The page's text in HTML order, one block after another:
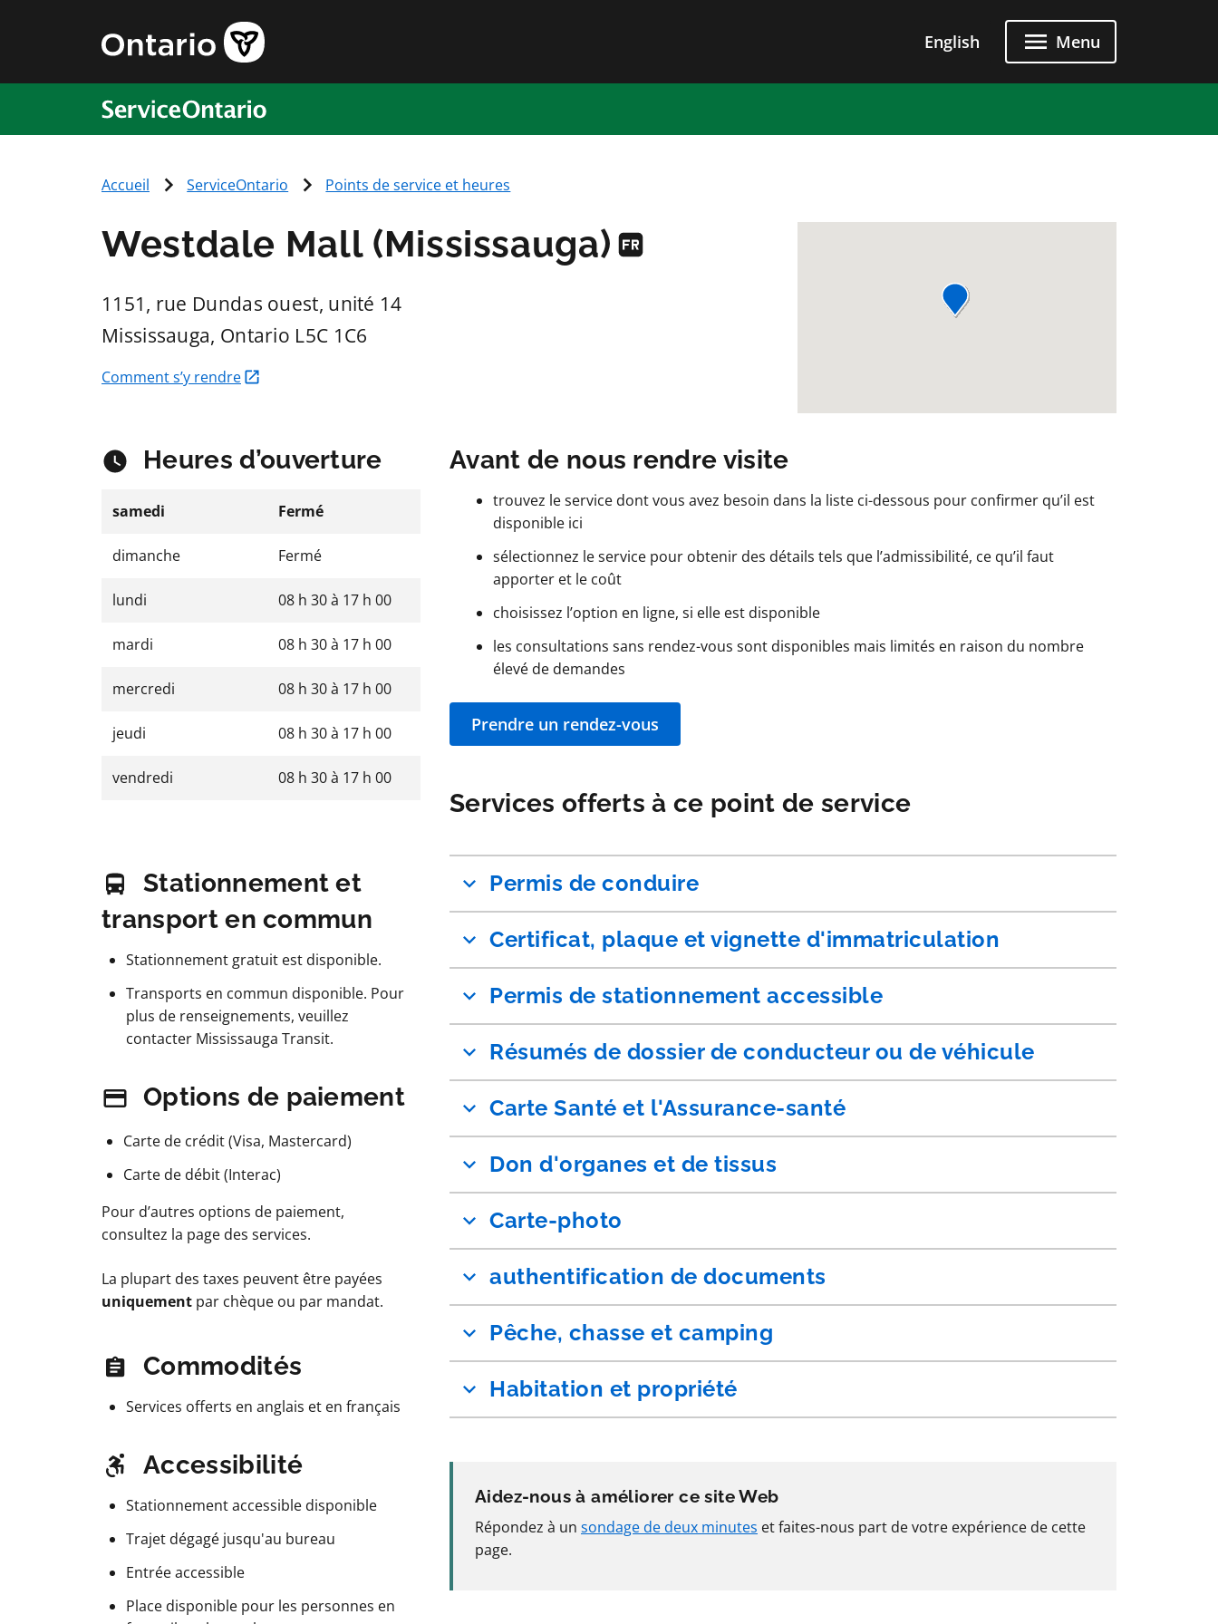
English Menu
Accueil ServiceOntario Points de service et heures
Westdale Mall (Mississauga)
1151, rue Dundas ouest, unité 14
Mississauga, Ontario L5C 1C6
Comment s’y rendre
Heures d’ouverture
samedi Fermé
dimanche Fermé
lundi 08 h 30à 17 h 00
mardi 08 h 30à 17 h 00
mercredi 08 h 30à 17 h 00
jeudi 08 h 30à 17 h 00
vendredi 08 h 30à 17 h 00
Stationnement et
transport en commun
Stationnement gratuit est disponible.
Transports en commun disponible. Pour
plus de renseignements, veuillez
contacter Mississauga Transit.
Options de paiement
Carte de crédit (Visa, Mastercard)
Carte de débit (Interac)
Pour d’autres options de paiement,
consultez la page des services.
La plupart des taxes peuvent être payées
uniquement par chèque ou par mandat.
Commodités
Services offerts en anglais et en français
Accessibilité
Stationnement accessible disponible
Trajet dégagé jusqu'au bureau
Entrée accessible
Place disponible pour les personnes en
Avant de nous rendre visite
trouvez le service dont vous avez besoin dans la liste ci-dessous pour confirmer qu’il est
disponible ici
sélectionnez le service pour obtenir des détails tels que l’admissibilité, ce qu’il faut
apporter et le coût
choisissez l’option en ligne, si elle est disponible
les consultations sans rendez-vous sont disponibles mais limités en raison du nombre
élevé de demandes
Prendre un rendez-vous
Services offerts à ce point de service
Permis de conduire
Certificat, plaque et vignette d'immatriculation
Permis de stationnement accessible
Résumés de dossier de conducteur ou de véhicule
Carte Santé et l'Assurance-santé
Don d'organes et de tissus
Carte-photo
authentification de documents
Pêche, chasse et camping
Habitation et propriété
Aidez-nous à améliorer ce site Web
Répondez à un sondage de deux minutes et faites-nous part de votre expérience de cette
page.